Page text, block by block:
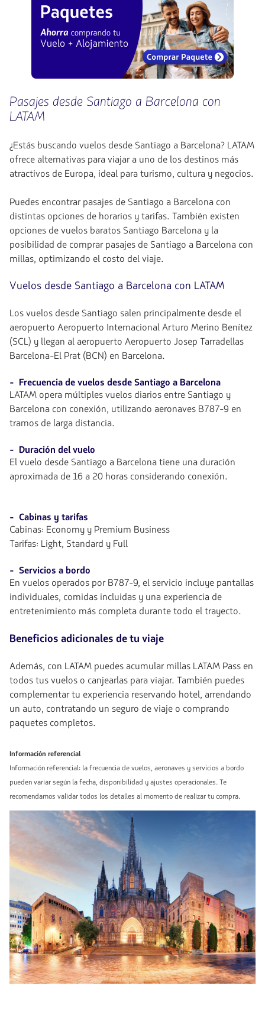
Pasajes desde Santiago a Barcelona con
LATAM
¿Estás buscando vuelos desde Santiago a Barcelona? LATAM
ofrece alternativas para viajar a uno de los destinos más
atractivos de Europa, ideal para turismo, cultura y negocios.
Puedes encontrar pasajes de Santiago a Barcelona con
distintas opciones de horarios y tarifas. También existen
opciones de vuelos baratos Santiago Barcelona y la
posibilidad de comprar pasajes de Santiago a Barcelona con
millas, optimizando el costo del viaje.
Vuelos desde Santiago a Barcelona con LATAM
Los vuelos desde Santiago salen principalmente desde el
aeropuerto Aeropuerto Internacional Arturo Merino Benítez
(SCL) y llegan al aeropuerto Aeropuerto Josep Tarradellas
Barcelona-El Prat (BCN) en Barcelona.
- Frecuencia de vuelos desde Santiago a Barcelona
LATAM opera múltiples vuelos diarios entre Santiago y
Barcelona con conexión, utilizando aeronaves B787-9 en
tramos de larga distancia.
- Duración del vuelo
El vuelo desde Santiago a Barcelona tiene una duración
aproximada de 16 a 20 horas considerando conexión.
- Cabinas y tarifas
Cabinas: Economy y Premium Business
Tarifas: Light, Standard y Full
- Servicios a bordo
En vuelos operados por B787-9, el servicio incluye pantallas
individuales, comidas incluidas y una experiencia de
entretenimiento más completa durante todo el trayecto.
Beneficios adicionales de tu viaje
Además, con LATAM puedes acumular millas LATAM Pass en
todos tus vuelos o canjearlas para viajar. También puedes
complementar tu experiencia reservando hotel, arrendando
un auto, contratando un seguro de viaje o comprando
paquetes completos.
Información referencial
Información referencial: la frecuencia de vuelos, aeronaves y servicios a bordo
pueden variar según la fecha, disponibilidad y ajustes operacionales. Te
recomendamos validar todos los detalles al momento de realizar tu compra.